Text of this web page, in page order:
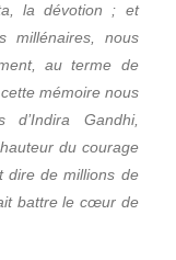
la dévotion ; et
millénaires, nous
au terme de
mémoire nous
Gandhi,
du courage
dire de millions de
battre le cœur de